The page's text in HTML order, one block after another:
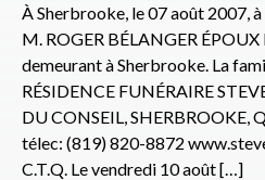
À Sherbrooke, le 07 août 2007, à
M. ROGER BÉLANGER
demeurant à Sherbrooke. La
RÉSIDENCE FUNÉRAIRE
DU CONSEIL, SHERBROOKE,
télec: (819) 820-8872
C.T.Q. Le vendredi 10 août […]